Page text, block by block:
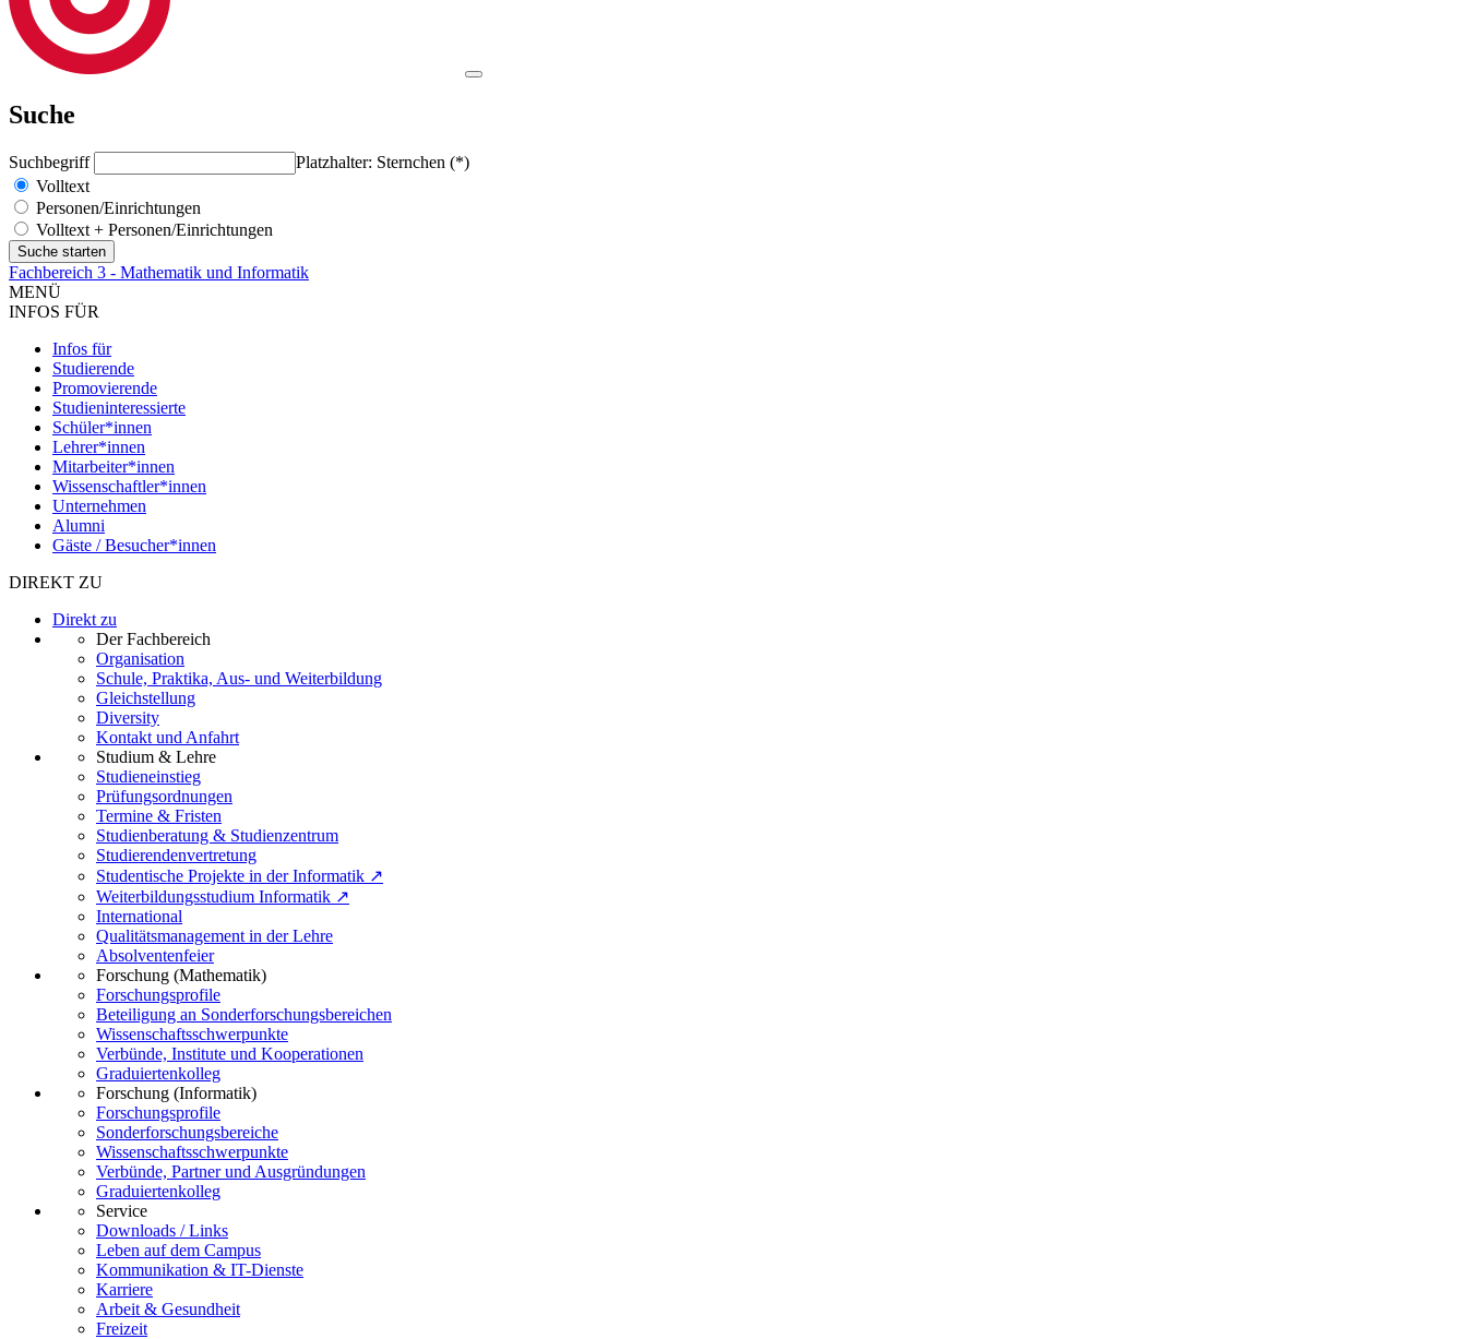
Suche
Suchbegriff
Platzhalter: Sternchen (*)
Volltext
Personen/Einrichtungen
Volltext + Personen/Einrichtungen
Fachbereich 3 - Mathematik und Informatik
MENÜ
INFOS FÜR
Infos für
Studierende
Promovierende
Studieninteressierte
Schüler*innen
Lehrer*innen
Mitarbeiter*innen
Wissenschaftler*innen
Unternehmen
Alumni
Gäste / Besucher*innen
DIREKT ZU
Direkt zu
Der Fachbereich
Organisation
Schule, Praktika, Aus- und Weiterbildung
Gleichstellung
Diversity
Kontakt und Anfahrt
Studium & Lehre
Studieneinstieg
Prüfungsordnungen
Termine & Fristen
Studienberatung & Studienzentrum
Studierendenvertretung
Studentische Projekte in der Informatik ↗
Weiterbildungsstudium Informatik ↗
International
Qualitätsmanagement in der Lehre
Absolventenfeier
Forschung (Mathematik)
Forschungsprofile
Beteiligung an Sonderforschungsbereichen
Wissenschaftsschwerpunkte
Verbünde, Institute und Kooperationen
Graduiertenkolleg
Forschung (Informatik)
Forschungsprofile
Sonderforschungsbereiche
Wissenschaftsschwerpunkte
Verbünde, Partner und Ausgründungen
Graduiertenkolleg
Service
Downloads / Links
Leben auf dem Campus
Kommunikation & IT-Dienste
Karriere
Arbeit & Gesundheit
Freizeit